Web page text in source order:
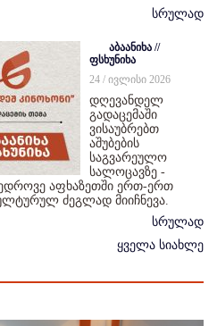
სრულად
აბაანიხა //
ფსხუნიხა
24 / ივლისი 2026
დღევანდელ
გადაცემაში
ვისაუბრებთ
აშუბების
საგვარეულო
სალოცავზე -
აფხაზეთში ერთ-ერთ
ძეგლად მიიჩნევა.
სრულად
ყველა სიახლე